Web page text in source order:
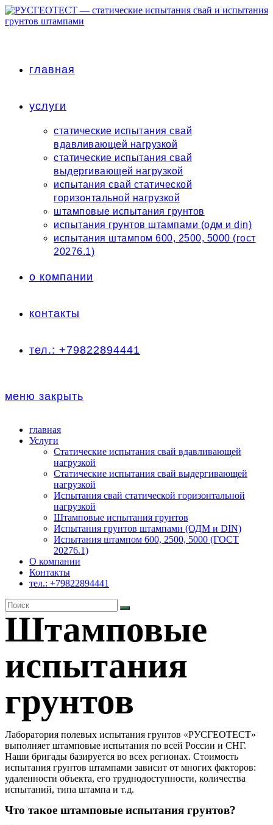
Перейти
к
главная
услуги
статические испытания свай
вдавливающей нагрузкой
статические испытания свай
выдергивающей нагрузкой
испытания свай статической
горизонтальной нагрузкой
штамповые испытания грунтов
испытания грунтов штампами (одм и din)
испытания штампом 600, 2500, 5000 (гост
20276.1)
о компании
контакты
тел.: +79822894441
меню закрыть
главная
Услуги
Статические испытания свай вдавливающей
нагрузкой
Статические испытания свай выдергивающей
нагрузкой
Испытания свай статической горизонтальной
нагрузкой
Штамповые испытания грунтов
Испытания грунтов штампами (ОДМ и DIN)
Испытания штампом 600, 2500, 5000 (ГОСТ
20276.1)
О компании
Контакты
тел.: +79822894441
Штамповые
испытания
грунтов
Лаборатория полевых испытания грунтов «РУСГЕОТЕСТ»
выполняет штамповые испытания по всей России и СНГ.
Наши бригады базируется во всех регионах. Стоимость
испытания грунтов штампами зависит от многих факторов:
удаленности объекта, его труднодоступности, количества
испытаний, типа штампа и т.д.
Что такое штамповые испытания грунтов?